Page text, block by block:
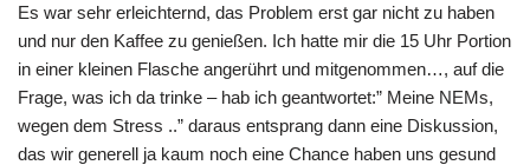
Es war sehr erleichternd, das Problem erst gar nicht zu haben
und nur den Kaffee zu genießen. Ich hatte mir die 15 Uhr Portion
in einer kleinen Flasche angerührt und mitgenommen…, auf die
Frage, was ich da trinke – hab ich geantwortet:” Meine NEMs,
wegen dem Stress ..” daraus entsprang dann eine Diskussion,
das wir generell ja kaum noch eine Chance haben uns gesund